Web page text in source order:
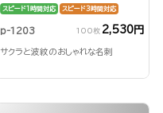
スピード1時間対応 スピード3時間対応
p-1203 100枚 2,530円
サクラと波紋のおしゃれな名刺